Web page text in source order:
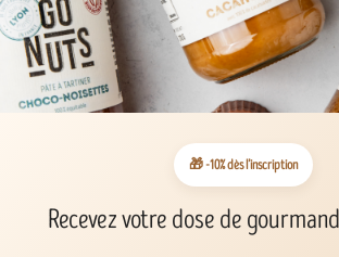
🎁 -10% dès l’inscription
Recevez votre dose de